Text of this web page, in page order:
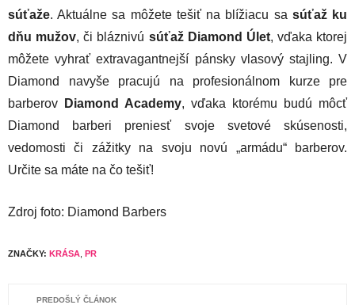
súťaže. Aktuálne sa môžete tešiť na blížiacu sa súťaž ku
dňu mužov, či bláznivú súťaž Diamond Úlet, vďaka ktorej
môžete vyhrať extravagantnejší pánsky vlasový stajling. V
Diamond navyše pracujú na profesionálnom kurze pre
barberov
Diamond Academy, vďaka ktorému budú môcť
Diamond barberi preniesť svoje svetové skúsenosti,
vedomosti či zážitky na svoju novú „armádu“ barberov.
Určite sa máte na čo tešiť!
Zdroj foto: Diamond Barbers
ZNAČKY: KRÁSA PR
PREDOŠLÝ ČLÁNOK